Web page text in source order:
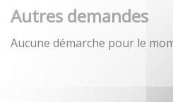
Autres demandes
Aucune démarche pour le